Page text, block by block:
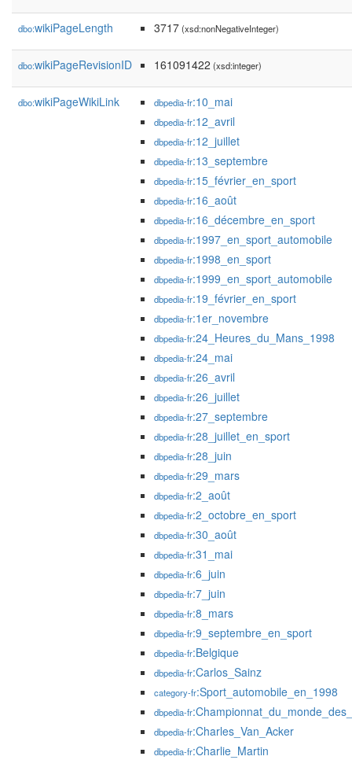
dbo:wikiPageLength 3717(xsd:nonNegativeInteger)
dbo:wikiPageRevisionID 161091422 (xsd:integer)
dbo:wikiPageWikiLink dbpedia-fr:10_mai
dbpedia-fr:12_avril
dbpedia-fr:12_juillet
dbpedia-fr:13_septembre
dbpedia-fr:15_février_en_sport
dbpedia-fr:16_août
dbpedia-fr:16_décembre_en_sport
dbpedia-fr:1997_en_sport_automobile
dbpedia-fr:1998_en_sport
dbpedia-fr:1999_en_sport_automobile
dbpedia-fr:19_février_en_sport
dbpedia-fr:1er_novembre
dbpedia-fr:24_Heures_du_Mans_1998
dbpedia-fr:24_mai
dbpedia-fr:26_avril
dbpedia-fr:26_juillet
dbpedia-fr:27_septembre
dbpedia-fr:28_juillet_en_sport
dbpedia-fr:28_juin
dbpedia-fr:29_mars
dbpedia-fr:2_août
dbpedia-fr:2_octobre_en_sport
dbpedia-fr:30_août
dbpedia-fr:31_mai
dbpedia-fr:6_juin
dbpedia-fr:7_juin
dbpedia-fr:8_mars
dbpedia-fr:9_septembre_en_sport
dbpedia-fr:Belgique
dbpedia-fr:Carlos_Sainz
category-fr:Sport_automobile_en_1998
dbpedia-fr
dbpedia-fr:Charles_Van_Acker
dbpedia-fr:Charlie_Martin